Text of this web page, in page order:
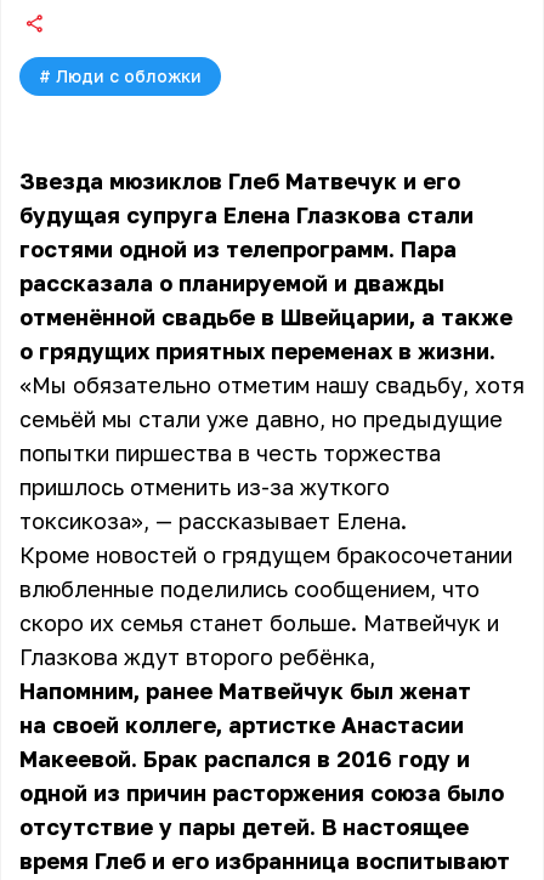
# Люди с обложки
Звезда мюзиклов Глеб Матвечук и его
будущая супруга Елена Глазкова стали
гостями одной из телепрограмм. Пара
рассказала о планируемой и дважды
отменённой свадьбе в Швейцарии, а также
о грядущих приятных переменах в жизни.
«Мы обязательно отметим нашу свадьбу, хотя
семьёй мы стали уже давно, но предыдущие
попытки пиршества в честь торжества
пришлось отменить из-за жуткого
токсикоза», — рассказывает Елена.
Кроме новостей о грядущем бракосочетании
влюбленные поделились сообщением, что
скоро их семья станет больше. Матвейчук и
Глазкова ждут второго ребёнка,
Напомним, ранее Матвейчук был женат
на своей коллеге, артистке Анастасии
Макеевой. Брак распался в 2016 году и
одной из причин расторжения союза было
отсутствие у пары детей. В настоящее
время Глеб и его избранница воспитывают